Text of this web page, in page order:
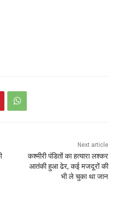
Next article
कश्मीरी पंडितों का हत्यारा लश्कर
आतंकी हुआ ढेर, कई मजदूरों की
भी ले चुका था जान